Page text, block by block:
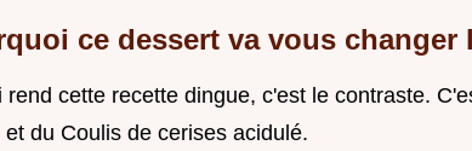
ce dessert va vous changer
rend cette recette dingue, c'est le contraste.
et du Coulis de cerises acidulé.